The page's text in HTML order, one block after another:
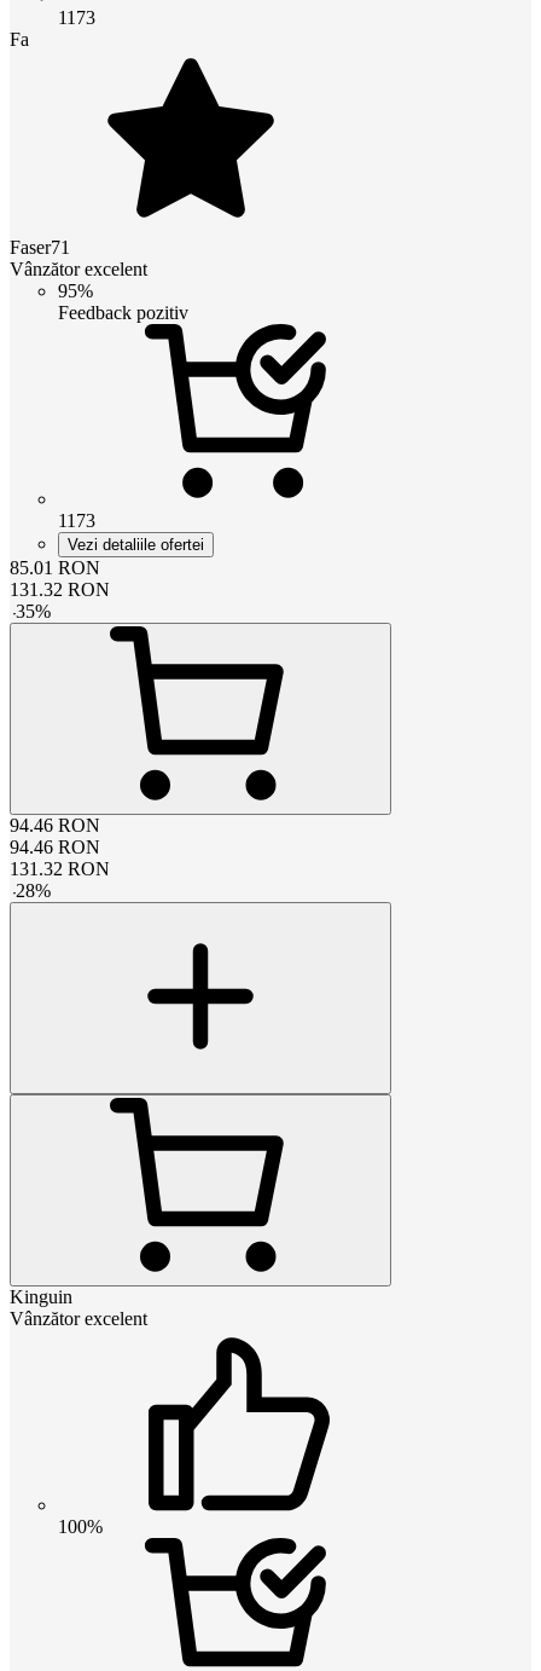
1173
Fa
Faser71
Vânzător excelent
95%
Feedback pozitiv
1173
Vezi detaliile ofertei
85.01 RON
131.32 RON
-35%
94.46 RON
94.46 RON
131.32 RON
-28%
Kinguin
Vânzător excelent
100%